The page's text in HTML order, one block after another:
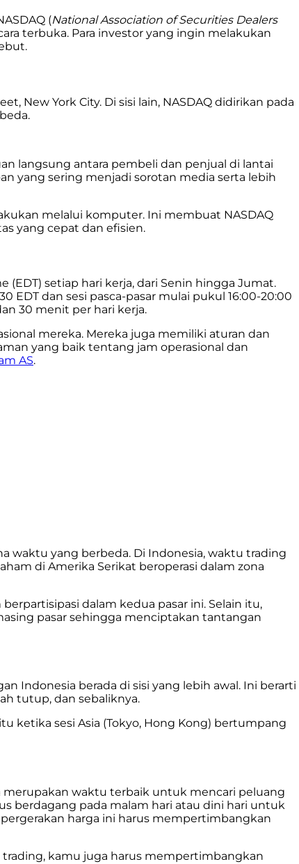
(National Association of Securities Dealers
terbuka. Para investor yang ingin melakukan
New York City. Di sisi lain, NASDAQ didirikan pada
langsung antara pembeli dan penjual di lantai
yang sering menjadi sorotan media serta lebih
melalui komputer. Ini membuat NASDAQ
yang cepat dan efisien.
(EDT) setiap hari kerja, dari Senin hingga Jumat.
EDT dan sesi pasca-pasar mulai pukul 16:00-20:00
30 menit per hari kerja.
mereka. Mereka juga memiliki aturan dan
yang baik tentang jam operasional dan
AS.
waktu yang berbeda. Di Indonesia, waktu trading
di Amerika Serikat beroperasi dalam zona
dalam kedua pasar ini. Selain itu,
pasar sehingga menciptakan tantangan
Indonesia berada di sisi yang lebih awal. Ini berarti
tutup, dan sebaliknya.
ketika sesi Asia (Tokyo, Hong Kong) bertumpang
merupakan waktu terbaik untuk mencari peluang
berdagang pada malam hari atau dini hari untuk
harga ini harus mempertimbangkan
kamu juga harus mempertimbangkan